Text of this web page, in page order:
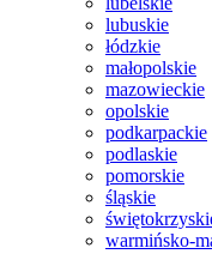
lubuskie
łódzkie
małopolskie
mazowieckie
opolskie
podkarpackie
podlaskie
pomorskie
śląskie
warmińsko-